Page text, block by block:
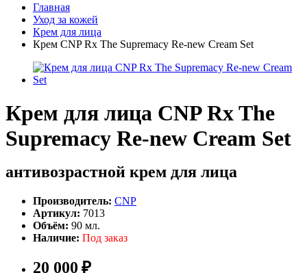
Главная
Уход за кожей
Крем для лица
Крем CNP Rx The Supremacy Re-new Cream Set
Крем для лица CNP Rx The
Supremacy Re-new Cream Set
антивозрастной крем для лица
Производитель: CNP
Артикул: 7013
Объём: 90 мл.
Наличие: Под заказ
20 000 ₽